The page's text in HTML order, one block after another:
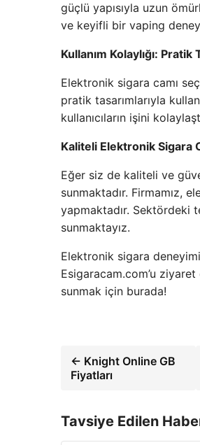
güçlü yapısıyla uzun
ve keyifli bir vaping
Kullanım Kolaylığı: Pratik
Elektronik sigara camı
pratik tasarımlarıyla
kullanıcıların işini
Kaliteli Elektronik Sigara
Eğer siz de kaliteli ve
sunmaktadır. Firmamız,
yapmaktadır. Sektördeki
sunmaktayız.
Elektronik sigara
Esigaracam.com’u
sunmak için burada!
← Knight Online GB
Fiyatları
Tavsiye Edilen